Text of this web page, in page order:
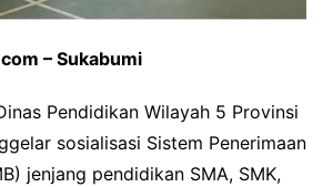
– Sukabumi
Pendidikan Wilayah 5 Provinsi
sosialisasi Sistem Penerimaan
jenjang pendidikan SMA, SMK,